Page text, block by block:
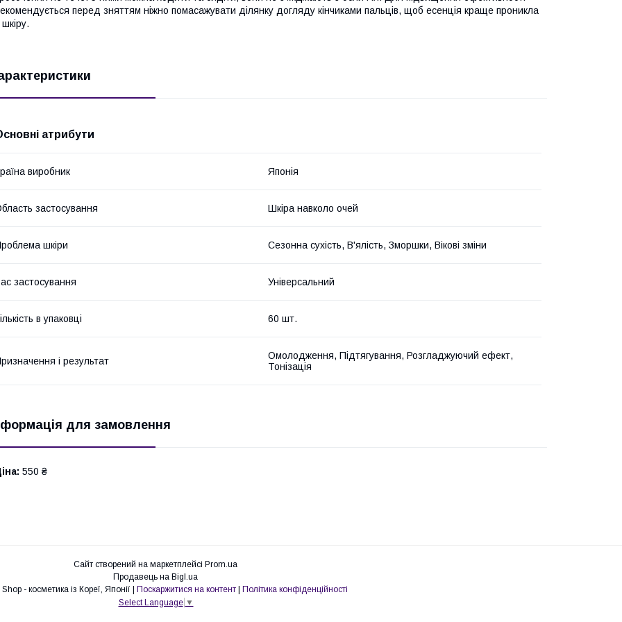
перед зняттям ніжно помасажувати ділянку догляду кінчиками пальців, щоб есенція краще проникла
шкіру.
атрибути
виробник Японія
застосування Шкіра навколо очей
шкіри Сезонна сухість, В'ялість, Зморшки, Вікові зміни
застосування Універсальний
в упаковці 60 шт.
і результат
Омолодження, Підтягування, Розгладжуючий ефект,
Тонізація
для замовлення
550 ₴
Сайт створений на маркетплейсі Prom.ua
Продавець на Bigl.ua
Поскаржитися на контент
Політика конфіденційності
Select Language ▼